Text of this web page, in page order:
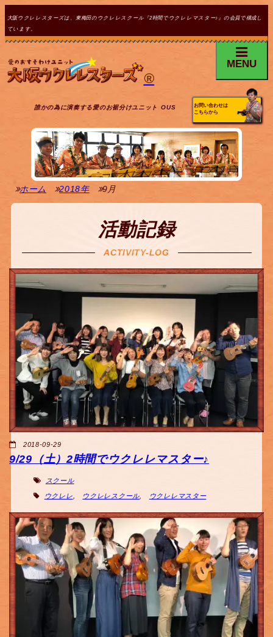
大阪ウクレレスターズは、東梅田のウクレレスクール『2時間でウクレレマスター♪』の会員で構成し
ています。
®
MENU
誰かの為に演奏する愛のお裾分けユニット OUS
お問い合わせは
こちらから
ホーム 2018年 9月
活動記録
ACTIVITY-LOG
2018-09-29
9/29（土）2時間でウクレレマスター♪
スクール
ウクレレ ウクレレスクール, ウクレレマスター